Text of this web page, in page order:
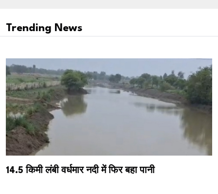
Trending News
14.5 किमी लंबी वर्धमार नदी में फिर बहा पानी